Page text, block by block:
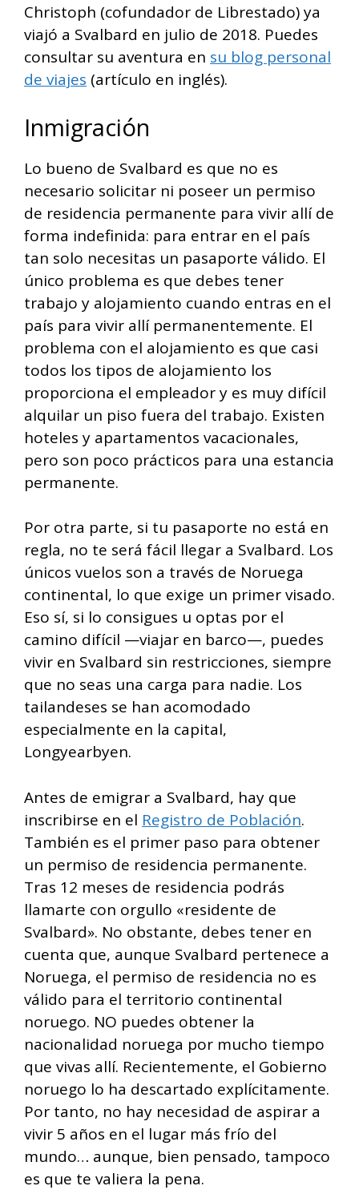
Christoph (cofundador de Librestado) ya
viajó a Svalbard en julio de 2018. Puedes
consultar su aventura en su blog personal
de viajes (artículo en inglés).
Inmigración
Lo bueno de Svalbard es que no es
necesario solicitar ni poseer un permiso
de residencia permanente para vivir allí de
forma indefinida: para entrar en el país
tan solo necesitas un pasaporte válido. El
único problema es que debes tener
trabajo y alojamiento cuando entras en el
país para vivir allí permanentemente. El
problema con el alojamiento es que casi
todos los tipos de alojamiento los
proporciona el empleador y es muy difícil
alquilar un piso fuera del trabajo. Existen
hoteles y apartamentos vacacionales,
pero son poco prácticos para una estancia
permanente.
Por otra parte, si tu pasaporte no está en
regla, no te será fácil llegar a Svalbard. Los
únicos vuelos son a través de Noruega
continental, lo que exige un primer visado.
Eso sí, si lo consigues u optas por el
camino difícil —viajar en barco—, puedes
vivir en Svalbard sin restricciones, siempre
que no seas una carga para nadie. Los
tailandeses se han acomodado
especialmente en la capital,
Longyearbyen.
Antes de emigrar a Svalbard, hay que
inscribirse en el Registro de Población.
También es el primer paso para obtener
un permiso de residencia permanente.
Tras 12 meses de residencia podrás
llamarte con orgullo «residente de
Svalbard». No obstante, debes tener en
cuenta que, aunque Svalbard pertenece a
Noruega, el permiso de residencia no es
válido para el territorio continental
noruego. NO puedes obtener la
nacionalidad noruega por mucho tiempo
que vivas allí. Recientemente, el Gobierno
noruego lo ha descartado explícitamente.
Por tanto, no hay necesidad de aspirar a
vivir 5 años en el lugar más frío del
mundo… aunque, bien pensado, tampoco
es que te valiera la pena.